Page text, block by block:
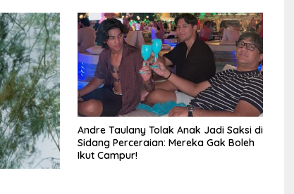
Andre Taulany Tolak Anak Jadi Saksi di
Sidang Perceraian: Mereka Gak Boleh
Ikut Campur!